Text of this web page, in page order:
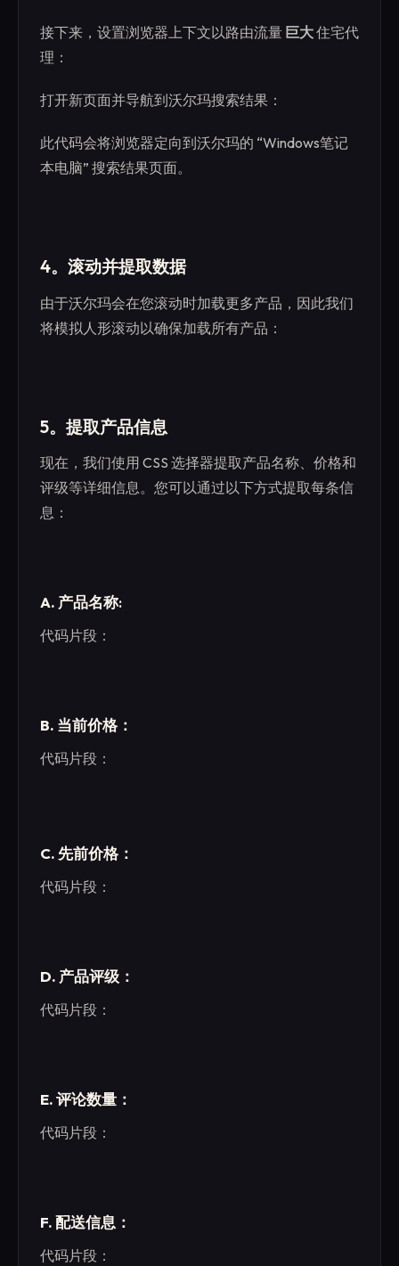
接下来，设置浏览器上下文以路由流量 巨大住宅代
理：
打开新页面并导航到沃尔玛搜索结果：
此代码会将浏览器定向到沃尔玛的 “Windows笔记
本电脑” 搜索结果页面。
4。滚动并提取数据
由于沃尔玛会在您滚动时加载更多产品，因此我们
将模拟人形滚动以确保加载所有产品：
5。提取产品信息
现在，我们使用 CSS 选择器提取产品名称、价格和
评级等详细信息。您可以通过以下方式提取每条信
息：
A. 产品名称:
代码片段：
B. 当前价格：
代码片段：
C. 先前价格：
代码片段：
D. 产品评级：
代码片段：
E. 评论数量：
代码片段：
F. 配送信息：
代码片段：